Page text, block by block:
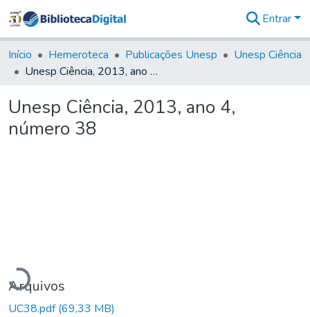
&
Coleções
Tudo na
Digital
Entrar
Início Hemeroteca Publicações Unesp
Unesp Ciência
Unesp Ciência, 2013, ano 4, número 38
Unesp Ciência, 2013, ano 4,
número 38
Arquivos
UC38.pdf(69,33 MB)